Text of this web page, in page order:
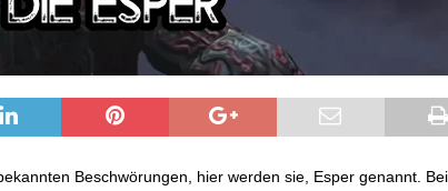
Beschwörungen, hier werden sie, Esper genannt.